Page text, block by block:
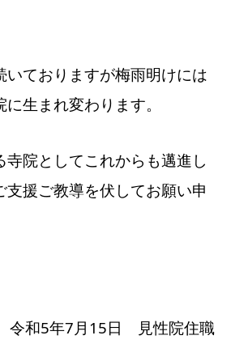
いておりますが梅雨明けには
生まれ変わります。
寺院としてこれからも邁進し
支援ご教導を伏してお願い申
和5年7月15日 見性院住職